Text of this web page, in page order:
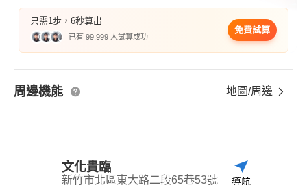
只需1步，6秒算出
已有 99,999 人試算成功
免費試算
周邊機能 地圖/周邊
文化貴臨
新竹市北區東大路二段65巷53號 導航